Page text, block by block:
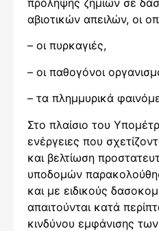
πρόληψης ζημιών σε
αβιοτικών απειλών, οι
– οι πυρκαγιές,
– οι παθογόνοι
– τα πλημμυρικά
Στο πλαίσιο του
ενέργειες που
και βελτίωση
υποδομών
και με ειδικούς
απαιτούνται κατά
κινδύνου εμφάνισης